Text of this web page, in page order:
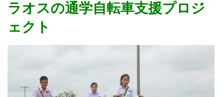
ラオスの通学自転車支援プロジ
ェクト